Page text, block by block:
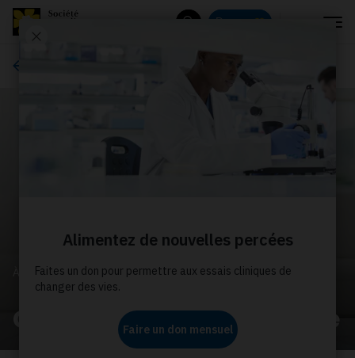
Donnez
À PROPOS DE NOUS
Communiqués de presse